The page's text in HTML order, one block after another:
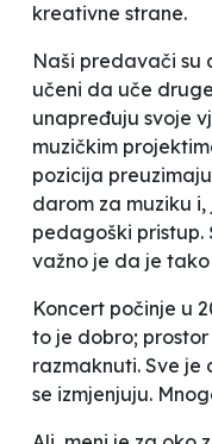
kreativne strane.
Naši predavači su
učeni da uče
unapređuju svoje
muzičkim
pozicija
darom za muziku i,
pedagoški pristup.
važno je da je
Koncert počinje u
to je dobro;
razmaknuti. Sve
se izmjenjuju.